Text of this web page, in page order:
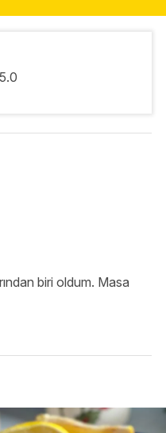
5.0
biri oldum. Masa